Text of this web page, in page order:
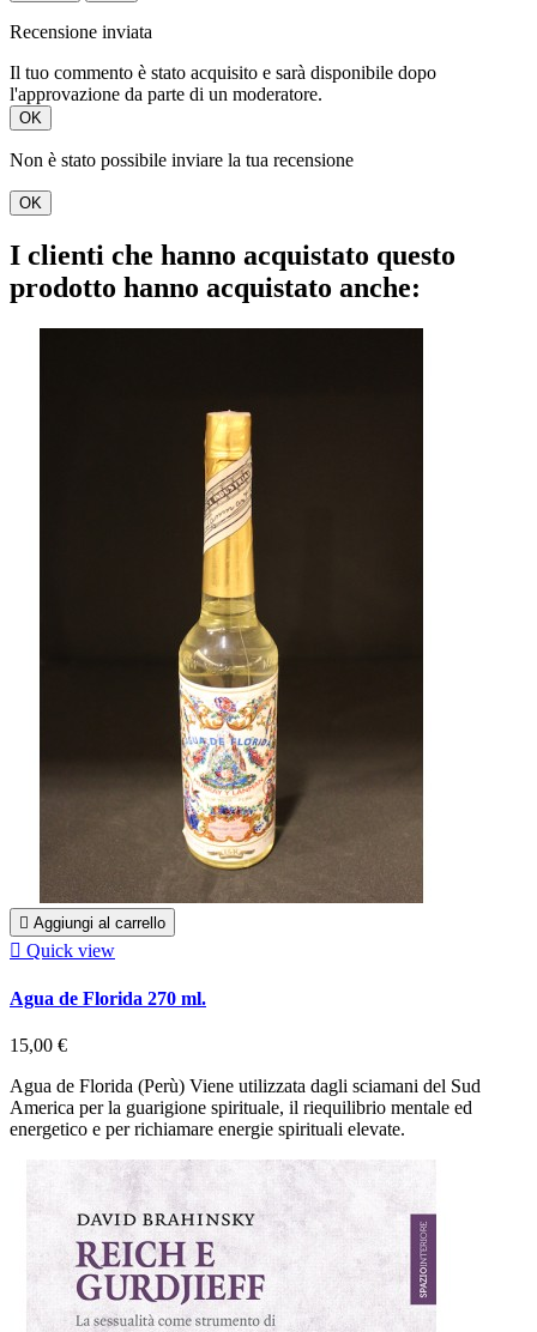
Recensione inviata
Il tuo commento è stato acquisito e sarà disponibile dopo
l'approvazione da parte di un moderatore.
OK
Non è stato possibile inviare la tua recensione
OK
I clienti che hanno acquistato questo
prodotto hanno acquistato anche:
 Aggiungi al carrello
 Quick view
Agua de Florida 270 ml.
15,00 €
Agua de Florida (Perù) Viene utilizzata dagli sciamani del Sud
America per la guarigione spirituale, il riequilibrio mentale ed
energetico e per richiamare energie spirituali elevate.